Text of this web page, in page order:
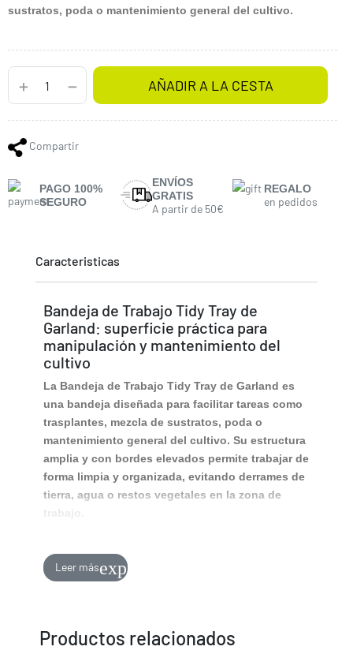
sustratos, poda o mantenimiento general del cultivo.
AÑADIR A LA CESTA
Compartir
PAGO 100%
SEGURO
ENVÍOS
GRATIS
A partir de 50€
REGALO
en pedidos
Caracteristicas
Bandeja de Trabajo Tidy Tray de
Garland: superficie práctica para
manipulación y mantenimiento del
cultivo
La Bandeja de Trabajo Tidy Tray de Garland es
una bandeja diseñada para facilitar tareas como
trasplantes, mezcla de sustratos, poda o
mantenimiento general del cultivo. Su estructura
amplia y con bordes elevados permite trabajar de
forma limpia y organizada, evitando derrames de
tierra, agua o restos vegetales en la zona de
de cultivo
Gracias a su tamaño generoso, esta bandeja
Es ideal para manipular macetas, preparar
Leer másexpand_more
Productos relacionados